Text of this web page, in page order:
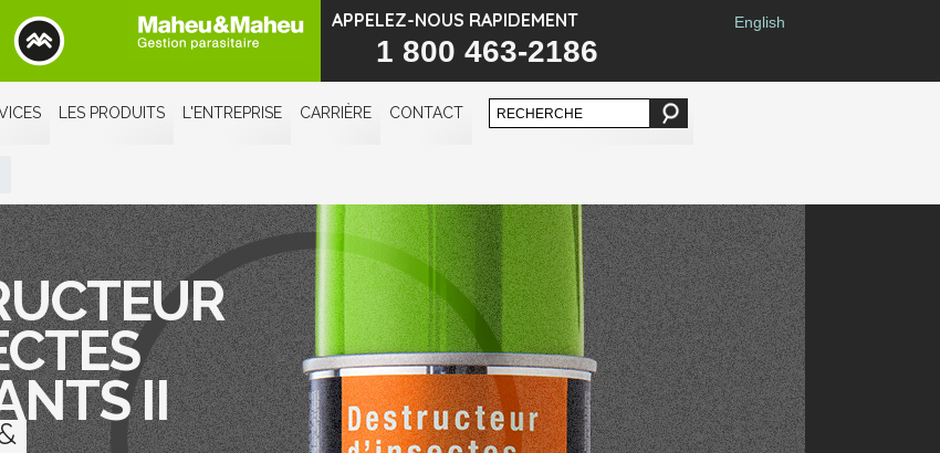
APPELEZ-NOUS RAPIDEMENT
1 800 463-2186
English
LES PRODUITS L'ENTREPRISE CARRIÈRE CONTACT
II